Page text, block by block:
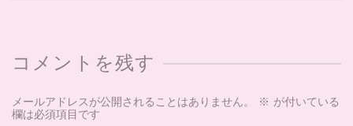
コメントを残す
メールアドレスが公開されることはありません。 ※ が付いている
欄は必須項目です